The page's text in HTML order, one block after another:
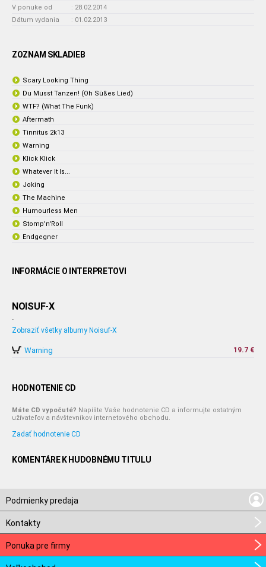
V ponuke od
: 28.02.2014
Dátum vydania
: 01.02.2013
ZOZNAM SKLADIEB
Scary Looking Thing
Du Musst Tanzen! (Oh Süßes Lied)
WTF? (What The Funk)
Aftermath
Tinnitus 2k13
Warning
Klick Klick
Whatever It Is...
Joking
The Machine
Humourless Men
Stomp'n'Roll
Endgegner
INFORMÁCIE O INTERPRETOVI
NOISUF-X
-
Zobraziť všetky albumy Noisuf-X
Warning 19.7 €
HODNOTENIE CD
Máte CD vypočuté? Napíšte Vaše hodnotenie CD a informujte ostatným
užívateľov a návštevníkov internetového obchodu.
Zadať hodnotenie CD
KOMENTÁRE K HUDOBNÉMU TITULU
Podmienky predaja
Kontakty
Ponuka pre firmy